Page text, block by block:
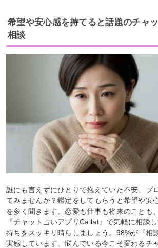
希望や安心感を持てると話題のチャ
相談
誰にも言えずにひとりで抱えていた不安、プ
てみませんか？鑑定をしてもらうと希望や安
を多く聞きます。恋愛も仕事も将来のことも
『チャット占いアプリCallat』で気軽に相談
持ちをスッキリ晴らしましょう。98%が『相
実感しています。悩んでいる今こそ変わるチ